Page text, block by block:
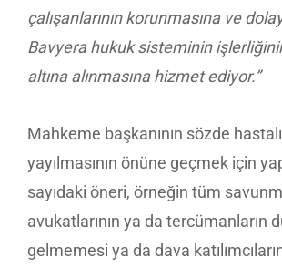
çalışanlarınınkorunmasınave
Bavyerahukuk sisteminin
altına alınmasına hizmet ediyor.”
Mahkeme başkanının sözde
yayılmasının önüne geçmek için
sayıdaki öneri, örneğin tüm
avukatlarının ya da tercümanların
gelmemesi ya da dava